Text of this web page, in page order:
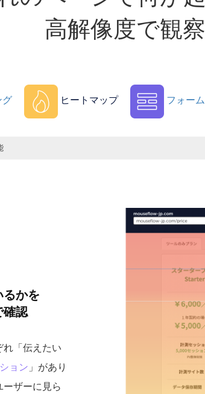
高解像度で観
グ ヒートマップ フォーム
るかを
確認
れ「伝えたい
ョン 」があり
ーザーに見ら